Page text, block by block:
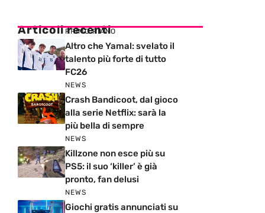
Articoli recenti
PRIMO PIANO
Altro che Yamal: svelato il
talento più forte di tutto
FC26
NEWS
Crash Bandicoot, dal gioco
alla serie Netflix: sarà la
più bella di sempre
NEWS
Killzone non esce più su
PS5: il suo ‘killer’ è già
pronto, fan delusi
NEWS
Giochi gratis annunciati su